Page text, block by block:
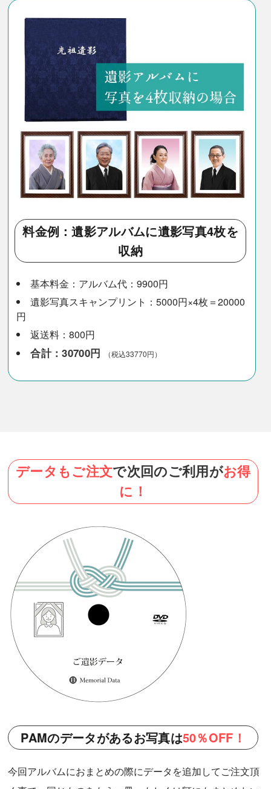
料金例：遺影アルバムに遺影写真4枚を
収納
基本料金：アルバム代：9900円
遺影写真スキャンプリント：5000円×4枚＝20000
円
返送料：800円
合計：30700円 （税込33770円）
データもご注文で次回のご利用がお得
に！
PAMのデータがあるお写真は50％OFF！
今回アルバムにおまとめの際にデータを追加してご注文頂